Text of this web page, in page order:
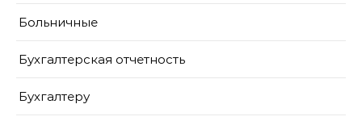
Больничные
Бухгалтерская отчетность
Бухгалтеру